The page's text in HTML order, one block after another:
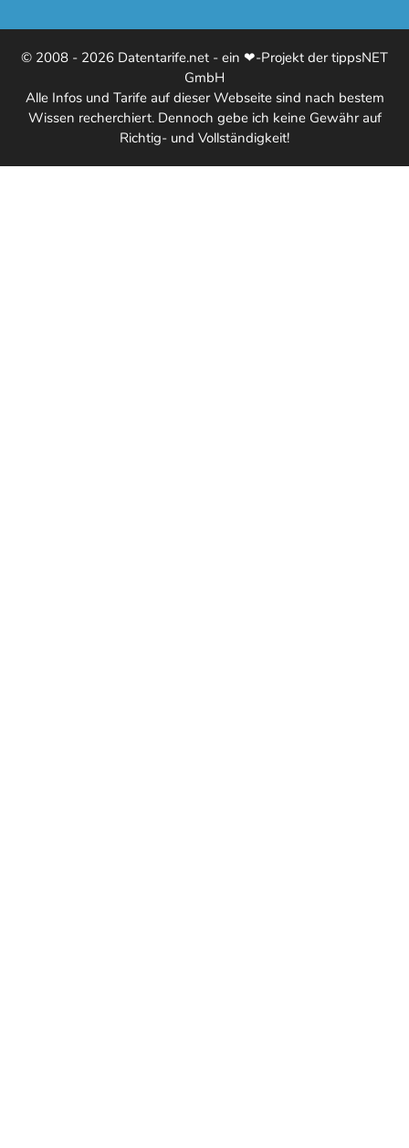
© 2008 - 2026 Datentarife.net - ein ❤-Projekt der tippsNET
GmbH
Alle Infos und Tarife auf dieser Webseite sind nach bestem
Wissen recherchiert. Dennoch gebe ich keine Gewähr auf
Richtig- und Vollständigkeit!